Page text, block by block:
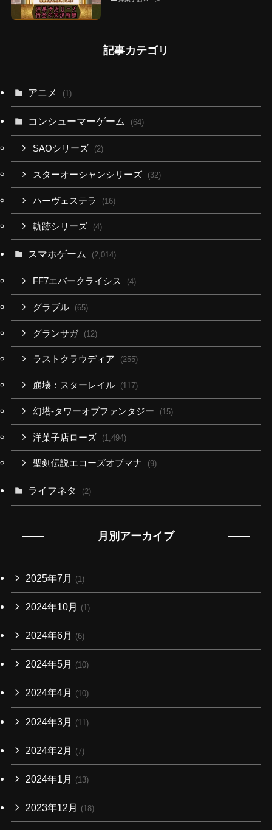
記事カテゴリ
アニメ (1)
コンシューマーゲーム (64)
SAOシリーズ (2)
スターオーシャンシリーズ (32)
ハーヴェステラ (16)
軌跡シリーズ (4)
スマホゲーム (2,014)
FF7エバークライシス (4)
グラブル (65)
グランサガ (12)
ラストクラウディア (255)
崩壊：スターレイル (117)
幻塔-タワーオブファンタジー (15)
洋菓子店ローズ (1,494)
聖剣伝説エコーズオブマナ (9)
ライフネタ (2)
月別アーカイブ
2025年7月 (1)
2024年10月 (1)
2024年6月 (6)
2024年5月 (10)
2024年4月 (10)
2024年3月 (11)
2024年2月 (7)
2024年1月 (13)
2023年12月 (18)